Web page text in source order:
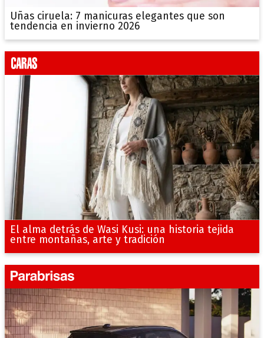
Uñas ciruela: 7 manicuras elegantes que son
tendencia en invierno 2026
El alma detrás de Wasi Kusi: una historia tejida
entre montañas, arte y tradición